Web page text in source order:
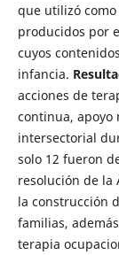
que utilizó
producidos por
cuyos
infancia.
acciones de
continua,
intersectorial
solo 12 fueron
resolución de la
la construcción
familias,
terapia